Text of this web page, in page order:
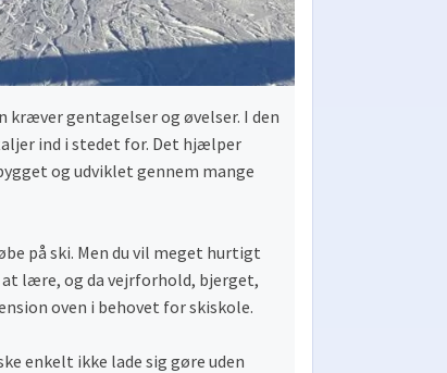
gentagelser og øvelser. I den
ind i stedet for. Det hjælper
og udviklet gennem mange
på ski. Men du vil meget hurtigt
at lære, og da vejrforhold, bjerget,
oven i behovet for skiskole.
enkelt ikke lade sig gøre uden